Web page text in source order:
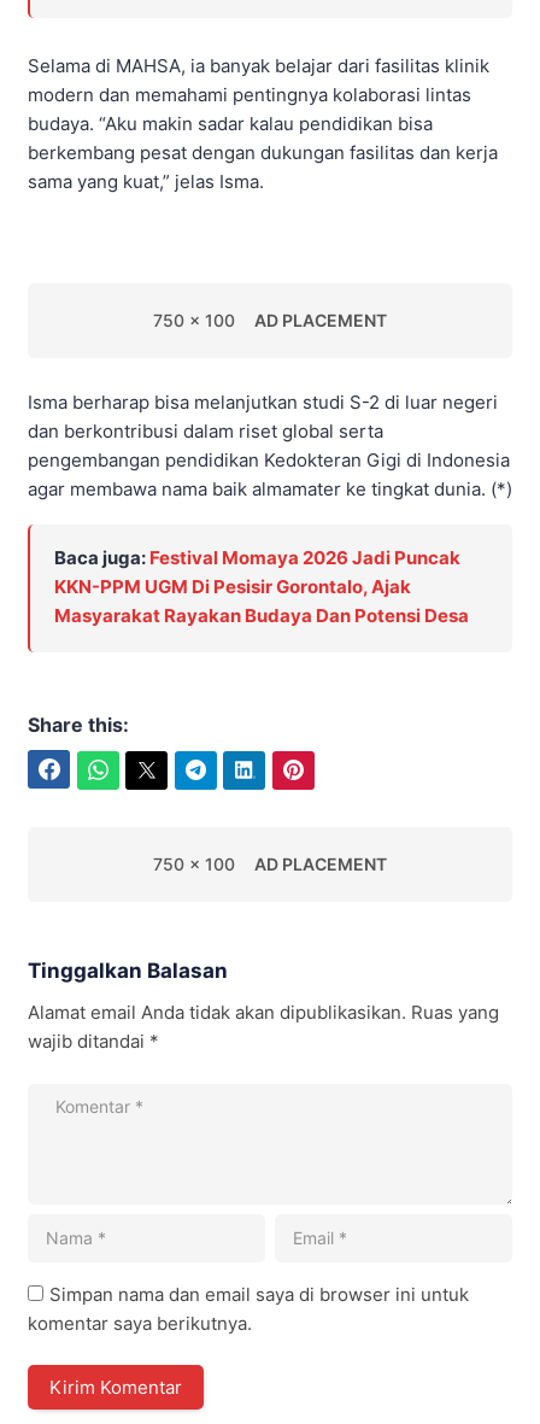
Selama di MAHSA, ia banyak belajar dari fasilitas klinik
modern dan memahami pentingnya kolaborasi lintas
budaya. “Aku makin sadar kalau pendidikan bisa
berkembang pesat dengan dukungan fasilitas dan kerja
sama yang kuat,” jelas Isma.
750 x 100 AD PLACEMENT
Isma berharap bisa melanjutkan studi S-2 di luar negeri
dan berkontribusi dalam riset global serta
pengembangan pendidikan Kedokteran Gigi di Indonesia
agar membawa nama baik almamater ke tingkat dunia. (*)
Baca juga: Festival Momaya 2026 Jadi Puncak
KKN-PPM UGM Di Pesisir Gorontalo, Ajak
Masyarakat Rayakan Budaya Dan Potensi Desa
Share this:
750 x 100 AD PLACEMENT
Tinggalkan Balasan
Alamat email Anda tidak akan dipublikasikan. Ruas yang
wajib ditandai *
Simpan nama dan email saya di browser ini untuk
komentar saya berikutnya.